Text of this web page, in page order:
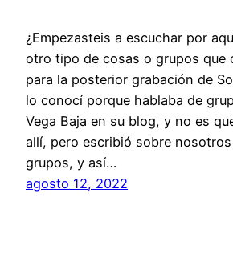
¿Empezasteis a escuchar por
otro tipo de cosas o grupos que
para la posterior grabación de
lo conocí porque hablaba de
Vega Baja en su blog, y no es
allí, pero escribió sobre
grupos, y así…
agosto 12, 2022